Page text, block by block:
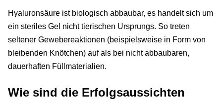
Hyaluronsäure ist biologisch abbaubar, es handelt sich um
ein steriles Gel nicht tierischen Ursprungs. So treten
seltener Gewebereaktionen (beispielsweise in Form von
bleibenden Knötchen) auf als bei nicht abbaubaren,
dauerhaften Füllmaterialien.
Wie sind die Erfolgsaussichten